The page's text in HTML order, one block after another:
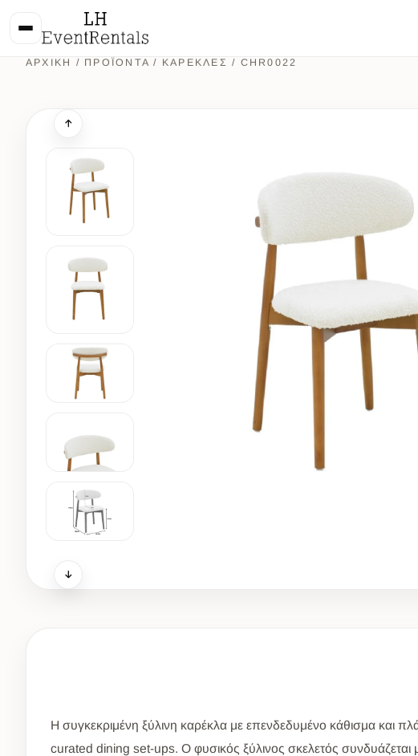
ΑΡΧΙΚΉ / ΠΡΟΪΌΝΤΑ/ ΚΑΡΕΚΛΕΣ / CHR0022
Η συγκεκριμένη ξύλινη καρέκλα με επενδεδυμένο κάθισμα και
curated dining set-ups. Ο φυσικός ξύλινος σκελετός